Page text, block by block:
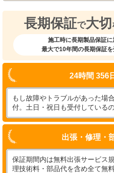
長期保証で大切
施工時に長期製品保証に
最大で10年間の長期保証を
24時間 356
もし故障やトラブルがあった場
付。土日・祝日も受付している
出張・修理・
保証期間内は無料出張サービス
理技術料・部品代を含め全て無